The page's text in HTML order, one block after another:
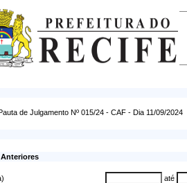
de Julgamento Nº 015/24 - CAF - Dia 11/09/2024
até